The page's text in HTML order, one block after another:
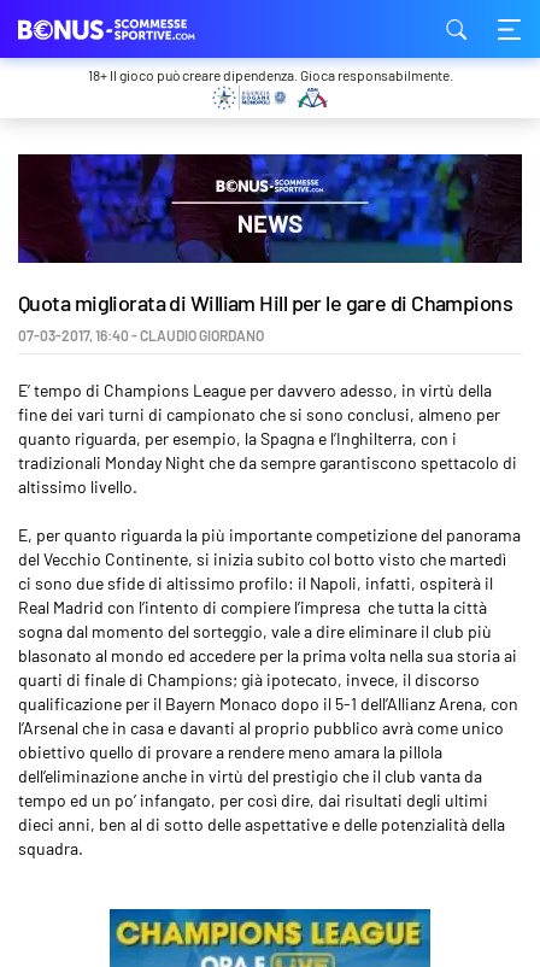
18+ Il gioco può creare dipendenza. Gioca responsabilmente.
Quota migliorata di William Hill per le gare di Champions
07-03-2017, 16:40 -CLAUDIO GIORDANO
E’ tempo di Champions League per davvero adesso, in virtù della
fine dei vari turni di campionato che si sono conclusi, almeno per
quanto riguarda, per esempio, la Spagna e l’Inghilterra, con i
tradizionali Monday Night che da sempre garantiscono spettacolo di
altissimo livello.
E, per quanto riguarda la più importante competizione del panorama
del Vecchio Continente, si inizia subito col botto visto che martedì
ci sono due sfide di altissimo profilo: il Napoli, infatti, ospiterà il
Real Madrid con l’intento di compiere l’impresa che tutta la città
sogna dal momento del sorteggio, vale a dire eliminare il club più
blasonato al mondo ed accedere per la prima volta nella sua storia ai
quarti di finale di Champions; già ipotecato, invece, il discorso
qualificazione per il Bayern Monaco dopo il 5-1 dell’Allianz Arena, con
l’Arsenal che in casa e davanti al proprio pubblico avrà come unico
obiettivo quello di provare a rendere meno amara la pillola
dell’eliminazione anche in virtù del prestigio che il club vanta da
tempo ed un po’ infangato, per così dire, dai risultati degli ultimi
dieci anni, ben al di sotto delle aspettative e delle potenzialità della
squadra.